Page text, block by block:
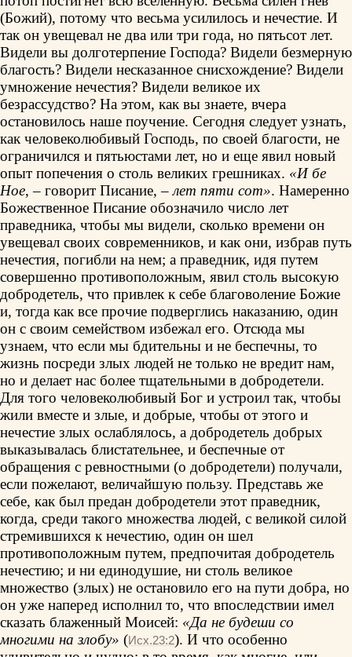
(Божий), потому что весьма усилилось и нечестие. И
так он увещевал не два или три года, но пятьсот лет.
Видели вы долготерпение Господа? Видели безмерную
благость? Видели несказанное снисхождение? Видели
умножение нечестия? Видели великое их
безрассудство? На этом, как вы знаете, вчера
остановилось наше поучение. Сегодня следует узнать,
как человеколюбивый Господь, по своей благости, не
ограничился и пятьюстами лет, но и еще явил новый
опыт попечения о столь великих грешниках. «И бе
Ное, – говорит Писание, –лет пяти сот». Намеренно
Божественное Писание обозначило число лет
праведника, чтобы мы видели, сколько времени он
увещевал своих современников, и как они, избрав путь
нечестия, погибли на нем; а праведник, идя путем
совершенно противоположным, явил столь высокую
добродетель, что привлек к себе благоволение Божие
и, тогда как все прочие подверглись наказанию, один
он с своим семейством избежал его. Отсюда мы
узнаем, что если мы бдительны и не беспечны, то
жизнь посреди злых людей не только не вредит нам,
но и делает нас более тщательными в добродетели.
Для того человеколюбивый Бог и устроил так, чтобы
жили вместе и злые, и добрые, чтобы от этого и
нечестие злых ослаблялось, а добродетель добрых
выказывалась блистательнее, и беспечные от
обращения с ревностными (о добродетели) получали,
если пожелают, величайшую пользу. Представь же
себе, как был предан добродетели этот праведник,
когда, среди такого множества людей, с великой силой
стремившихся к нечестию, один он шел
противоположным путем, предпочитая добродетель
нечестию; и ни единодушие, ни столь великое
множество (злых) не остановило его на пути добра, но
он уже наперед исполнил то, что впоследствии имел
сказать блаженный Моисей: «Да не будеши со
многими на злобу» (Исх.23:2). И что особенно